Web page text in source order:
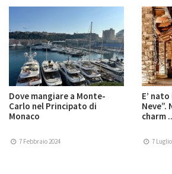
Dove mangiare a Monte-
Carlo nel Principato di
Monaco
7 Febbraio 2024
E’
charm
7